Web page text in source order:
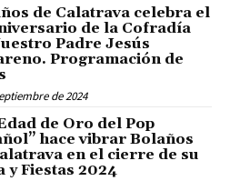
de Calatrava celebra el
de la Cofradía
Padre Jesús
Programación de
de 2024
de Oro del Pop
hace vibrar Bolaños
en el cierre de su
y Fiestas 2024